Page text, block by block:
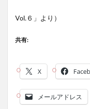
（「
Vol.６」より）
共有:
X
メールアドレス